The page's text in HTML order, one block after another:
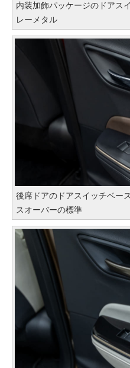
内装加飾パッケージのドアス
レーメタル
後席ドアのドアスイッチベー
スオーバーの標準